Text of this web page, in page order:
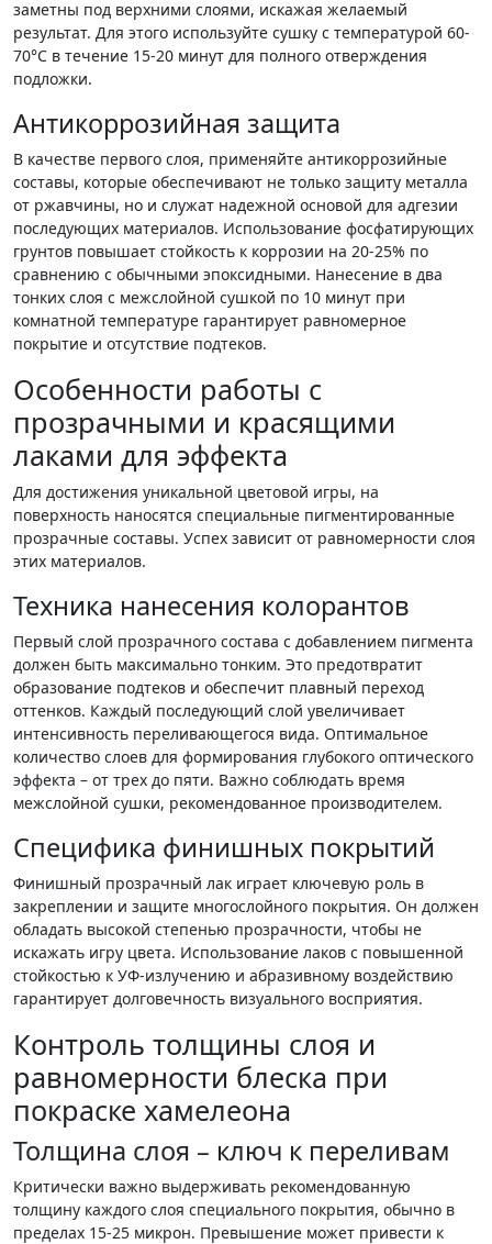
заметны под верхними слоями, искажая желаемый
результат. Для этого используйте сушку с температурой 60-
70°C в течение 15-20 минут для полного отверждения
подложки.
Антикоррозийная защита
В качестве первого слоя, применяйте антикоррозийные
составы, которые обеспечивают не только защиту металла
от ржавчины, но и служат надежной основой для адгезии
последующих материалов. Использование фосфатирующих
грунтов повышает стойкость к коррозии на 20-25% по
сравнению с обычными эпоксидными. Нанесение в два
тонких слоя с межслойной сушкой по 10 минут при
комнатной температуре гарантирует равномерное
покрытие и отсутствие подтеков.
Особенности работы с
прозрачными и красящими
лаками для эффекта
Для достижения уникальной цветовой игры, на
поверхность наносятся специальные пигментированные
прозрачные составы. Успех зависит от равномерности слоя
этих материалов.
Техника нанесения колорантов
Первый слой прозрачного состава с добавлением пигмента
должен быть максимально тонким. Это предотвратит
образование подтеков и обеспечит плавный переход
оттенков. Каждый последующий слой увеличивает
интенсивность переливающегося вида. Оптимальное
количество слоев для формирования глубокого оптического
эффекта – от трех до пяти. Важно соблюдать время
межслойной сушки, рекомендованное производителем.
Специфика финишных покрытий
Финишный прозрачный лак играет ключевую роль в
закреплении и защите многослойного покрытия. Он должен
обладать высокой степенью прозрачности, чтобы не
искажать игру цвета. Использование лаков с повышенной
стойкостью к УФ-излучению и абразивному воздействию
гарантирует долговечность визуального восприятия.
Контроль толщины слоя и
равномерности блеска при
покраске хамелеона
Толщина слоя – ключ к переливам
Критически важно выдерживать рекомендованную
толщину каждого слоя специального покрытия, обычно в
пределах 15-25 микрон. Превышение может привести к